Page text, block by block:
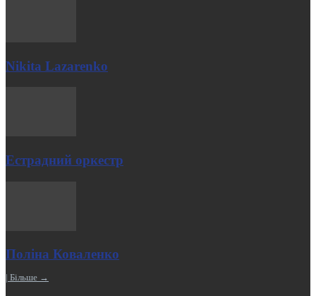
Nikita Lazarenko
Естрадний оркестр
Поліна Коваленко
| Більше →